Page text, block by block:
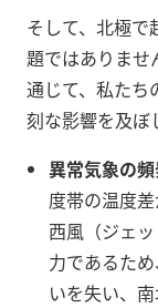
そして、北極で
題ではありませ
通じて、私たち
刻な影響を及ぼ
異常気象の
度帯の温度
西風（ジェ
力であるた
いを失い、